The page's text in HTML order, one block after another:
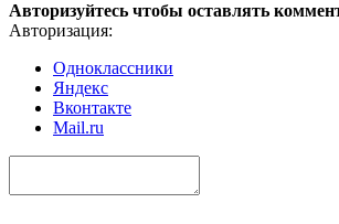
Авторизуйтесь чтобы оставлять
Авторизация:
Одноклассники
Яндекс
Вконтакте
Mail.ru